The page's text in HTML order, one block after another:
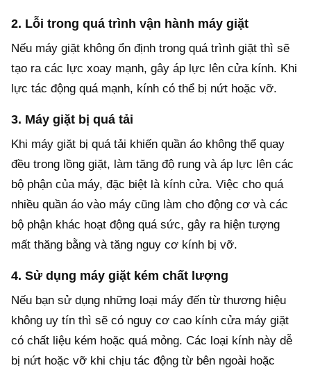
2. Lỗi trong quá trình vận hành máy giặt
Nếu máy giặt không ổn định trong quá trình giặt thì sẽ
tạo ra các lực xoay mạnh, gây áp lực lên cửa kính. Khi
lực tác động quá mạnh, kính có thể bị nứt hoặc vỡ.
3. Máy giặt bị quá tải
Khi máy giặt bị quá tải khiến quần áo không thể quay
đều trong lồng giặt, làm tăng độ rung và áp lực lên các
bộ phận của máy, đặc biệt là kính cửa. Việc cho quá
nhiều quần áo vào máy cũng làm cho động cơ và các
bộ phận khác hoạt động quá sức, gây ra hiện tượng
mất thăng bằng và tăng nguy cơ kính bị vỡ.
4. Sử dụng máy giặt kém chất lượng
Nếu bạn sử dụng những loại máy đến từ thương hiệu
không uy tín thì sẽ có nguy cơ cao kính cửa máy giặt
có chất liệu kém hoặc quá mỏng. Các loại kính này dễ
bị nứt hoặc vỡ khi chịu tác động từ bên ngoài hoặc